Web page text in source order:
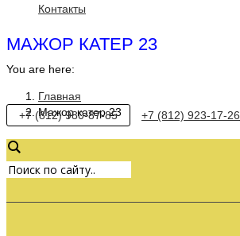
Контакты
МАЖОР КАТЕР 23
You are here:
Главная
Мажор катер 23
+7 (812) 980-87-85 +7 (812) 923-17-26